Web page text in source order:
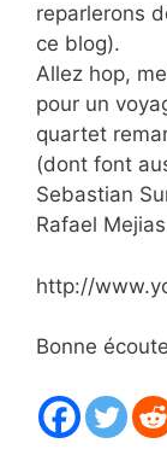
reparlerons
ce blog).
Allez hop,
pour un
quartet
(dont font
Sebastian
Rafael
http://
Bonne